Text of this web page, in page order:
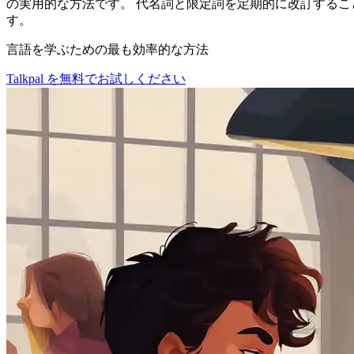
の実用的な方法です。 代名詞と限定詞を定期的に改訂する
す。
言語を学ぶための最も効率的な方法
Talkpal を無料でお試しください